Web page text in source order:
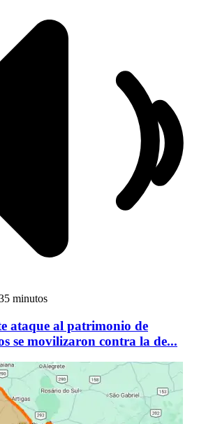
minutos
ataque al patrimonio de
se movilizaron contra la de...